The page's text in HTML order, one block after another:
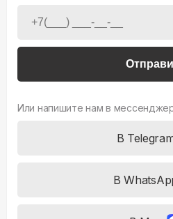
Или напишите нам в
В
В